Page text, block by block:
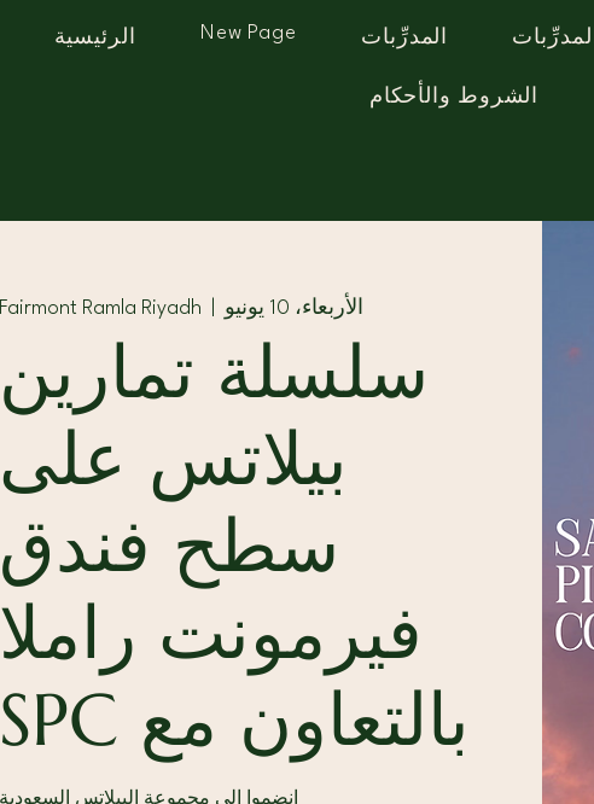
الرئيسية New Page المدرِّبات المدرِّبات
الشروط والأحكام
الأربعاء، 10 يونيو Fairmont Ramla Riyadh
سلسلة تمارين
بيلاتس على
سطح فندق
فيرمونت راملا
بالتعاون مع SPC